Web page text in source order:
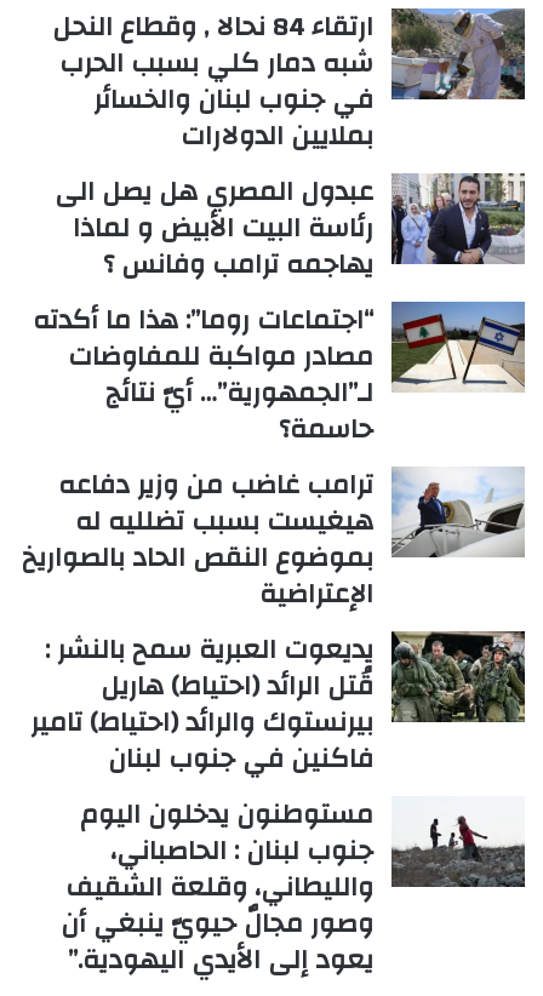
ارتقاء 84 نحالا , وقطاع النحل
شبه دمار كلي بسبب الحرب
في جنوب لبنان والخسائر
بملايين الدولارات
عبدول المصري هل يصل الى
رئاسة البيت الأبيض و لماذا
يهاجمه ترامب وفانس ؟
“اجتماعات روما”: هذا ما أكدته
مصادر مواكبة للمفاوضات
لـ”الجمهورية”… أيّ نتائج
حاسمة؟
ترامب غاضب من وزير دفاعه
هيغيست بسبب تضلليه له
بموضوع النقص الحاد بالصواريخ
الإعتراضية
يديعوت العبرية سمح بالنشر :
قُتل الرائد (احتياط) هاريل
بيرنستوك والرائد (احتياط) تامير
فاكنين في جنوب لبنان
مستوطنون يدخلون اليوم
جنوب لبنان : الحاصباني،
والليطاني، وقلعة الشقيف
وصور مجالٌ حيويّ ينبغي أن
يعود إلى الأيدي اليهودية.”